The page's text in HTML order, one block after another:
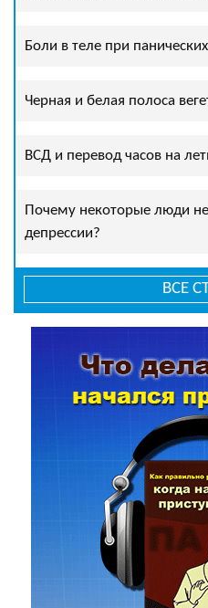
Боли в теле при
Черная и белая полоса
ВСД и перевод часов на
Почему некоторые люди не
депрессии?
ВСЕ